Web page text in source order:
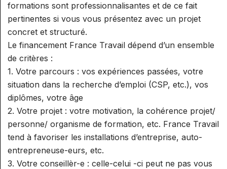
formations sont professionnalisantes et de ce fait
pertinentes si vous vous présentez avec un projet
concret et structuré.
Le financement France Travail dépend d’un ensemble
de critères :
1. Votre parcours : vos expériences passées, votre
situation dans la recherche d’emploi (CSP, etc.), vos
diplômes, votre âge
2. Votre projet : votre motivation, la cohérence projet/
personne/ organisme de formation, etc. France Travail
tend à favoriser les installations d’entreprise, auto-
entrepreneuse-eurs, etc.
3. Votre conseillèr-e : celle-celui -ci peut ne pas vous